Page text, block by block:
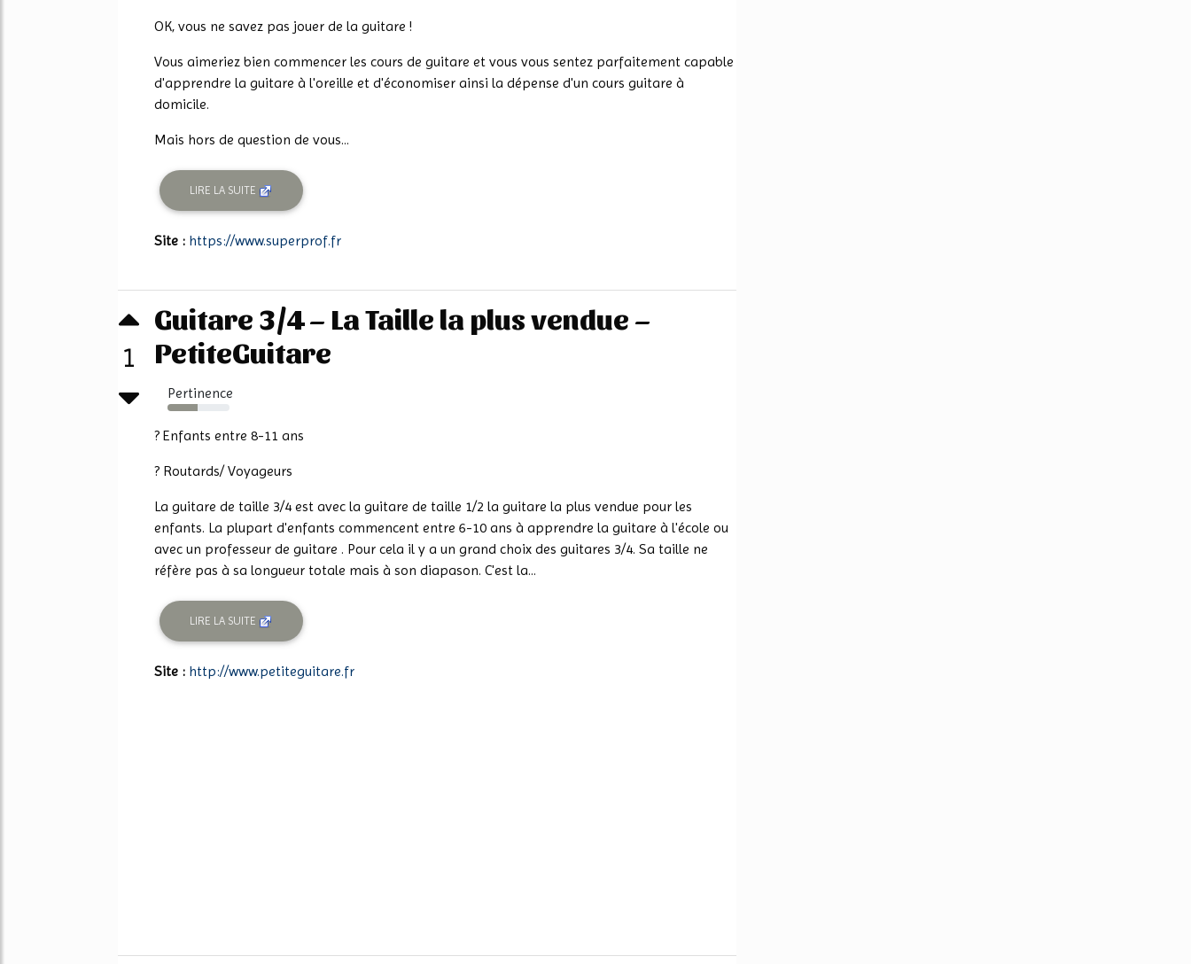
OK, vous ne savez pas jouer de la guitare !
Vous aimeriez bien commencer les cours de guitare et vous vous sentez parfaitement capable
d'apprendre la guitare à l'oreille et d'économiser ainsi la dépense d'un cours guitare à
domicile.
Mais hors de question de vous...
LIRE LA SUITE
Site : https://www.superprof.fr
1
Guitare 3/4 – La Taille la plus vendue –
PetiteGuitare
Pertinence
49%
? Enfants entre 8-11 ans
? Routards/ Voyageurs
La guitare de taille 3/4 est avec la guitare de taille 1/2 la guitare la plus vendue pour les
enfants. La plupart d'enfants commencent entre 6-10 ans à apprendre la guitare à l'école ou
avec un professeur de guitare . Pour cela il y a un grand choix des guitares 3/4. Sa taille ne
réfère pas à sa longueur totale mais à son diapason. C'est la...
LIRE LA SUITE
Site : http://www.petiteguitare.fr